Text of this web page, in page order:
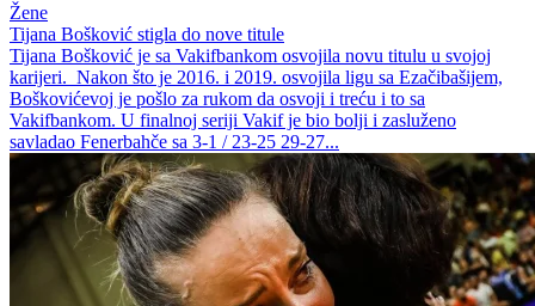
Žene
Tijana Bošković stigla do nove titule
Tijana Bošković je sa Vakifbankom osvojila novu titulu u svojoj
karijeri. Nakon što je 2016. i 2019. osvojila ligu sa Ezačibašijem,
Boškovićevoj je pošlo za rukom da osvoji i treću i to sa
Vakifbankom. U finalnoj seriji Vakif je bio bolji i zasluženo
savladao Fenerbahče sa 3-1 / 23-25 29-27...